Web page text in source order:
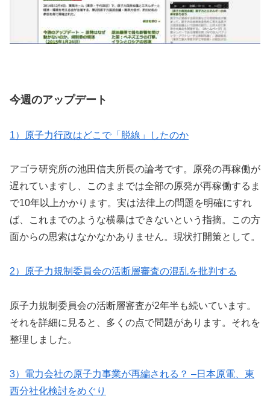
今週のアップデート
1）原子力行政はどこで「脱線」したのか
アゴラ研究所の池田信夫所長の論考です。原発の再稼働が
遅れていますし、このままでは全部の原発が再稼働するま
で10年以上かかります。実は法律上の問題を明確にすれ
ば、これまでのような横暴はできないという指摘。この方
面からの思索はなかなかありません。現状打開策として。
2）原子力規制委員会の活断層審査の混乱を批判する
原子力規制委員会の活断層審査が2年半も続いています。
それを詳細に見ると、多くの点で問題があります。それを
整理しました。
3）電力会社の原子力事業が再編される？ –日本原電、東
西分社化検討をめぐり